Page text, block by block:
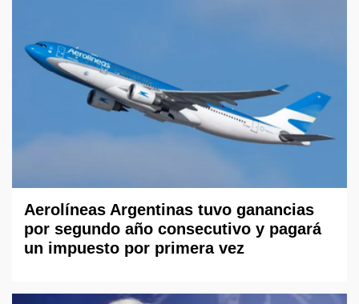
Aerolíneas Argentinas tuvo ganancias
por segundo año consecutivo y pagará
un impuesto por primera vez